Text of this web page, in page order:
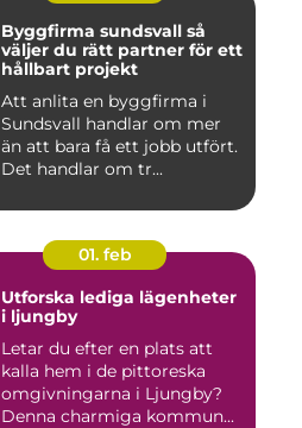
Byggfirma sundsvall så
väljer du rätt partner för ett
hållbart projekt
Att anlita en byggfirma i
Sundsvall handlar om mer
än att bara få ett jobb utfört.
Det handlar om tr...
01. feb
Utforska lediga lägenheter
i ljungby
Letar du efter en plats att
kalla hem i de pittoreska
omgivningarna i Ljungby?
Denna charmiga kommun...